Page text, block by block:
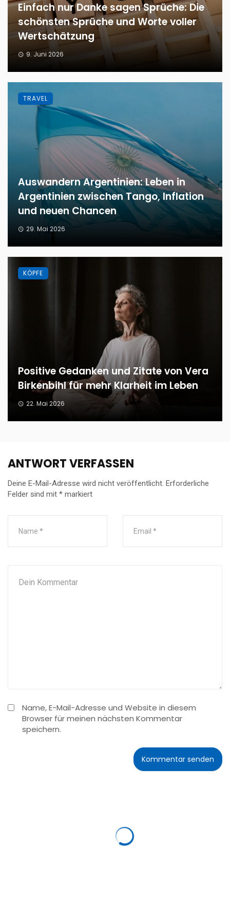
Einfach nur Danke sagen Sprüche: Die
schönsten Sprüche und Worte voller
Wertschätzung
9. Juni 2026
Auswandern Argentinien: Leben in
Argentinien zwischen Tango, Inflation
und neuen Chancen
29. Mai 2026
TRAVEL
Positive Gedanken und Zitate von Vera
Birkenbihl für mehr Klarheit im Leben
22. Mai 2026
KÖPFE
ANTWORT VERFASSEN
Deine E-Mail-Adresse wird nicht veröffentlicht. Erforderliche
Felder sind mit * markiert
Name, E-Mail-Adresse und Website in diesem
Browser für meinen nächsten Kommentar
speichern.